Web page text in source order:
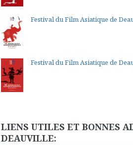
Festival du Film Asiatique de
Festival du Film Asiatique de
LIENS UTILES ET BONNES
DEAUVILLE: